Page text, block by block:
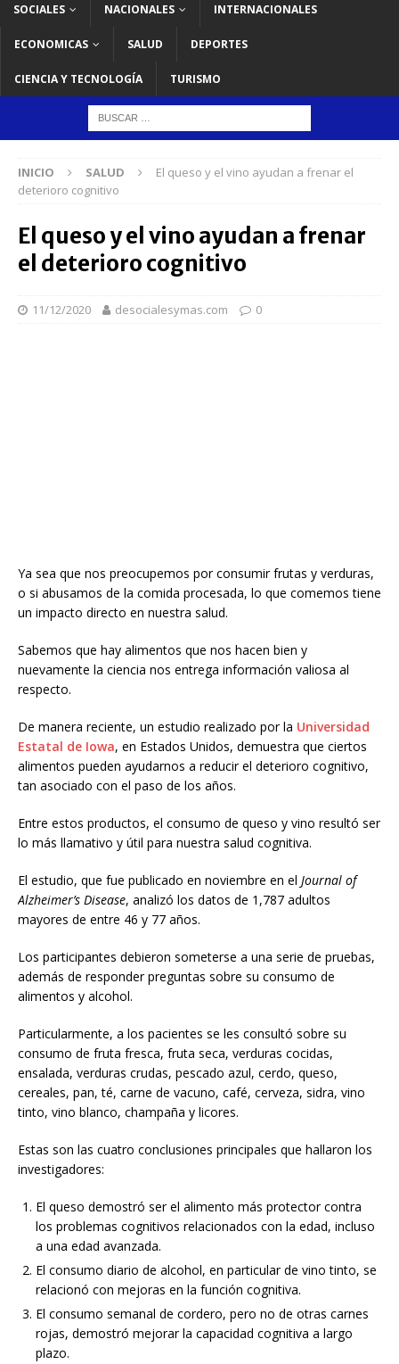
SOCIALES NACIONALES INTERNACIONALES
ECONOMICAS SALUD DEPORTES
CIENCIA Y TECNOLOGÍA TURISMO
INICIO SALUD
El queso y el vino ayudan a frenar el
deterioro cognitivo
El queso y el vino ayudan a frenar
el deterioro cognitivo
11/12/2020 desocialesymas.com 0
Ya sea que nos preocupemos por consumir frutas y verduras,
o si abusamos de la comida procesada, lo que comemos tiene
un impacto directo en nuestra salud.
Sabemos que hay alimentos que nos hacen bien y
nuevamente la ciencia nos entrega información valiosa al
respecto.
De manera reciente, un estudio realizado por la Universidad
Estatal de Iowa, en Estados Unidos, demuestra que ciertos
alimentos pueden ayudarnos a reducir el deterioro cognitivo,
tan asociado con el paso de los años.
Entre estos productos, el consumo de queso y vino resultó ser
lo más llamativo y útil para nuestra salud cognitiva.
El estudio, que fue publicado en noviembre en el Journal of
Alzheimer’s Disease, analizó los datos de 1,787 adultos
mayores de entre 46 y 77 años.
Los participantes debieron someterse a una serie de pruebas,
además de responder preguntas sobre su consumo de
alimentos y alcohol.
Particularmente, a los pacientes se les consultó sobre su
consumo de fruta fresca, fruta seca, verduras cocidas,
ensalada, verduras crudas, pescado azul, cerdo, queso,
cereales, pan, té, carne de vacuno, café, cerveza, sidra, vino
tinto, vino blanco, champaña y licores.
Estas son las cuatro conclusiones principales que hallaron los
investigadores:
El queso demostró ser el alimento más protector contra
los problemas cognitivos relacionados con la edad, incluso
a una edad avanzada.
El consumo diario de alcohol, en particular de vino tinto, se
relacionó con mejoras en la función cognitiva.
El consumo semanal de cordero, pero no de otras carnes
rojas, demostró mejorar la capacidad cognitiva a largo
plazo.